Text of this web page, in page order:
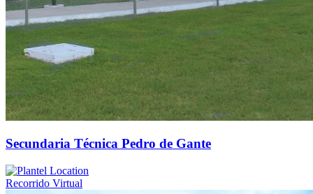
Secundaria Técnica Pedro de Gante
Recorrido Virtual